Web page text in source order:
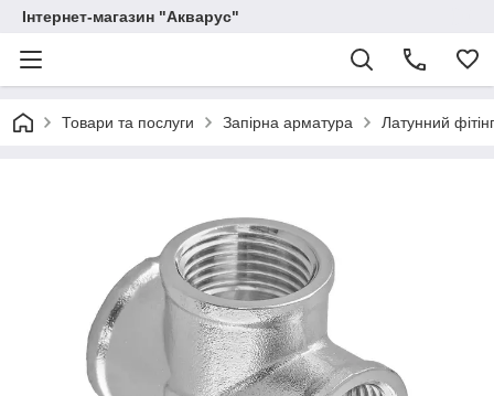
Інтернет-магазин "Акварус"
Товари та послуги Запірна арматура Латунний